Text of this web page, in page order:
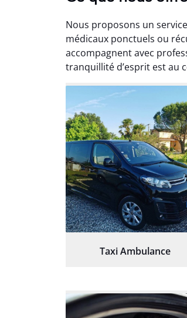
Nous proposons un
médicaux ponctuels ou
accompagnent avec
tranquillité d’esprit est au
Taxi Ambulance